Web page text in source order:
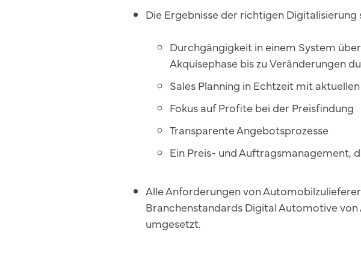
Die Ergebnisse der richtigen Digitalisierung
Durchgängigkeit in einem System
Akquisephase bis zu Veränderungen
Sales Planning in Echtzeit mit
Fokus auf Profite bei der Preisfindung
Transparente Angebotsprozesse
Ein Preis- und Auftragsmanagement,
Alle Anforderungen von
Branchenstandards Digital Automotive
umgesetzt.